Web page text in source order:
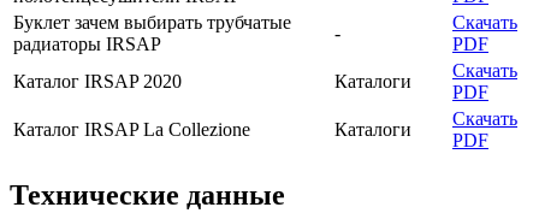
Буклет зачем выбирать трубчатые
радиаторы IRSAP
-
Скачать
PDF
Каталог IRSAP 2020
Каталоги
Скачать
PDF
Каталог IRSAP La Collezione
Каталоги
Скачать
PDF
Технические данные